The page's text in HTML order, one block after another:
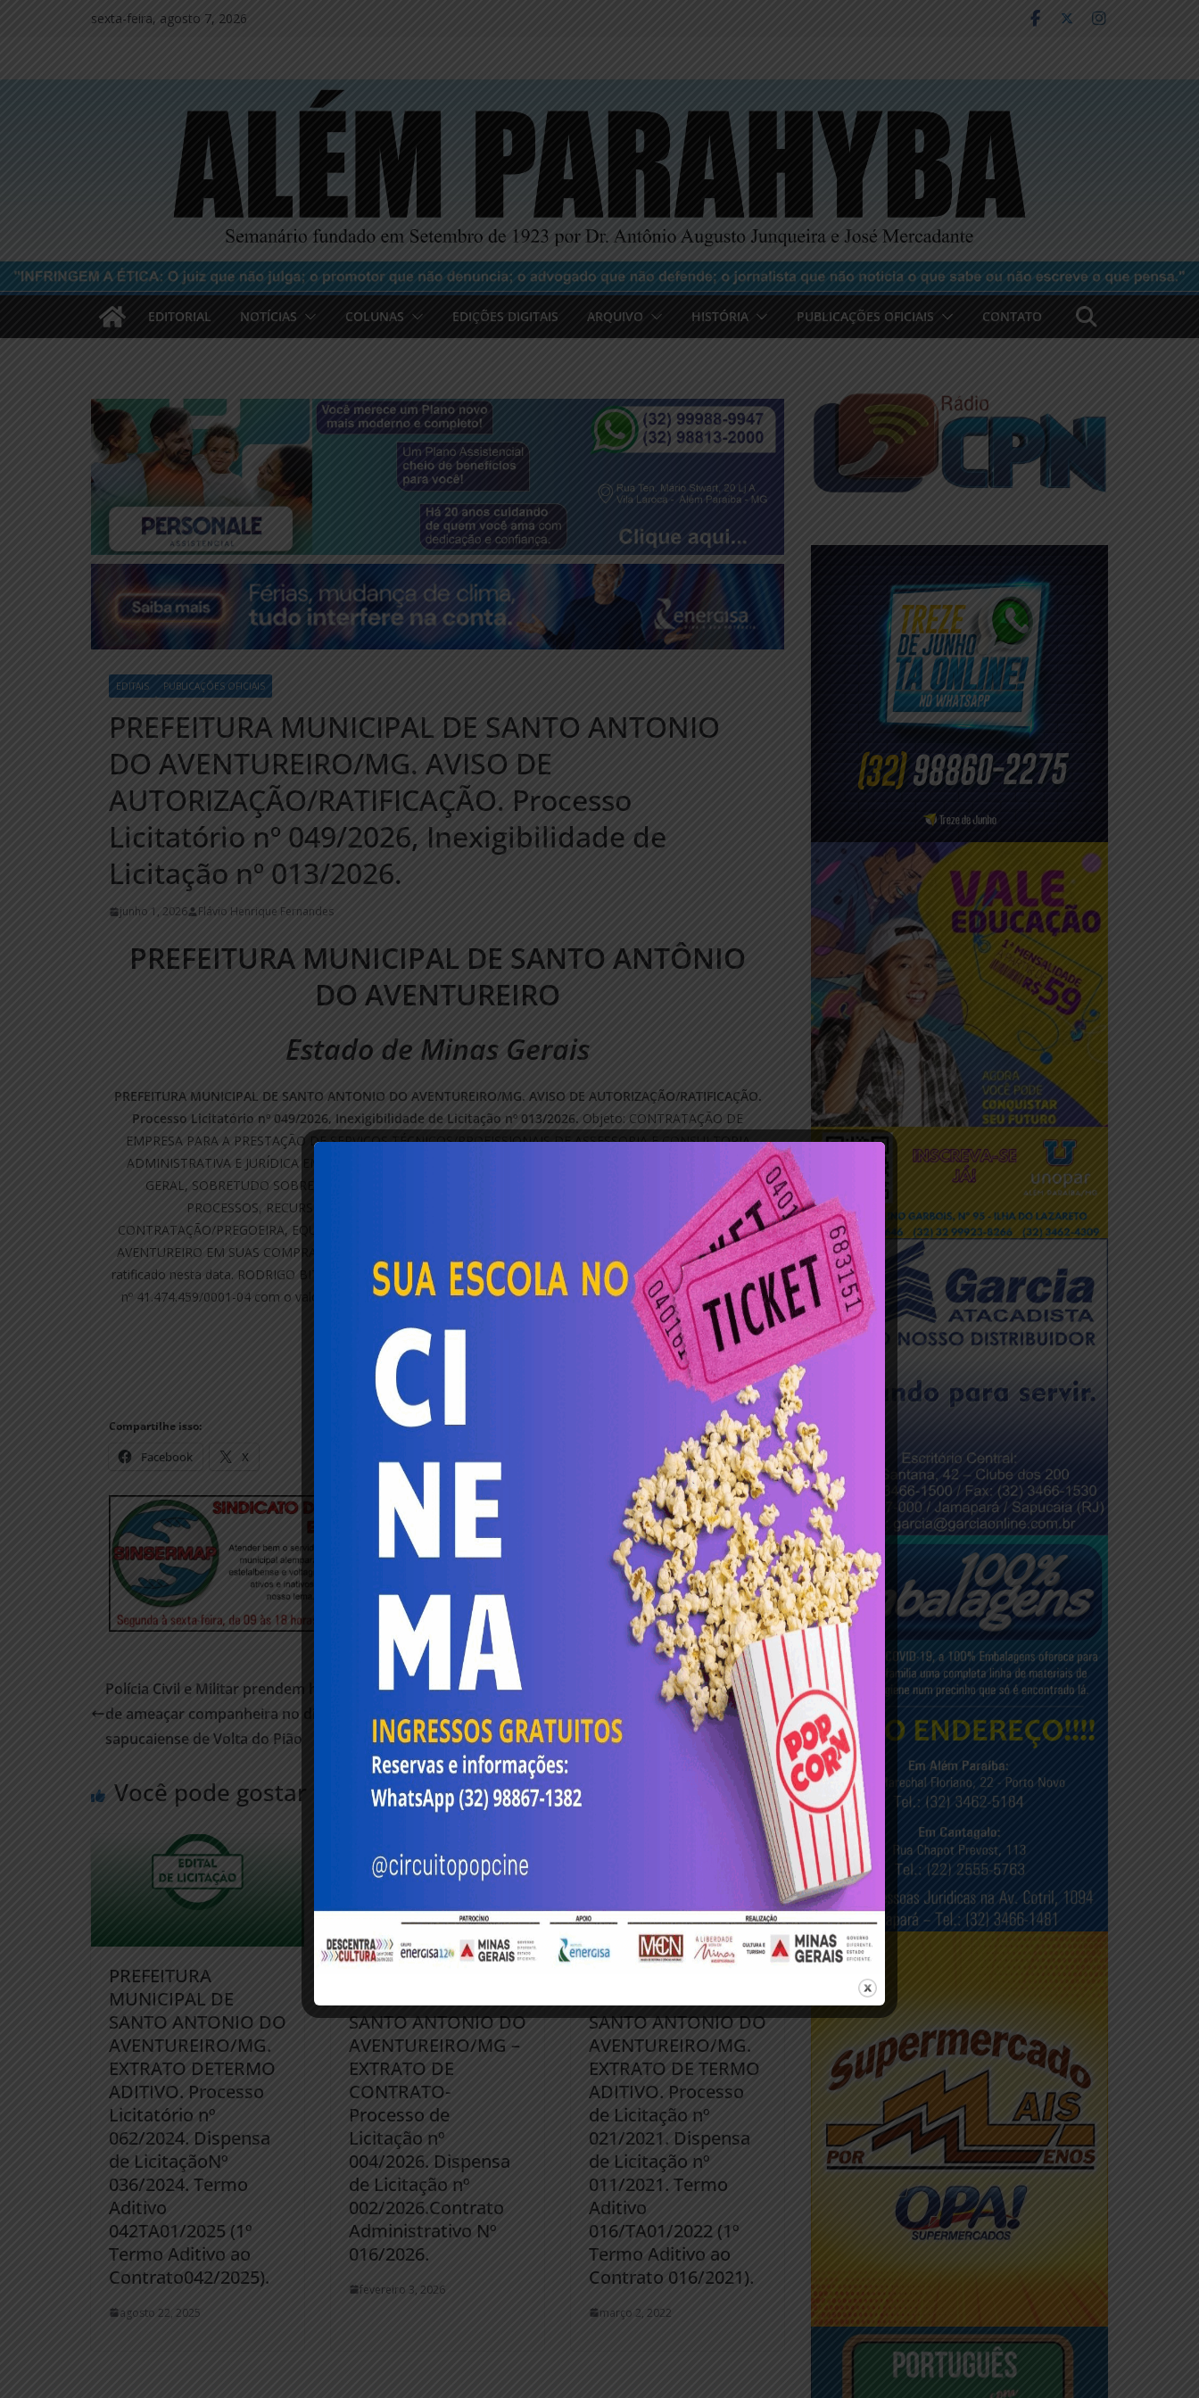
sexta-feira, agosto 7, 2026
EDITORIAL NOTÍCIAS COLUNAS EDIÇÕES DIGITAIS ARQUIVO HISTÓRIA PUBLICAÇÕES OFICIAIS CONTATO
EDITAIS PUBLICAÇÕES OFICIAIS
PREFEITURA MUNICIPAL DE SANTO ANTONIO
DO AVENTUREIRO/MG. AVISO DE
AUTORIZAÇÃO/RATIFICAÇÃO. Processo
Licitatório nº 049/2026, Inexigibilidade de
Licitação nº 013/2026.
junho 1, 2026 Flávio Henrique Fernandes
PREFEITURA MUNICIPAL DE SANTO ANTÔNIO
DO AVENTUREIRO
Estado de Minas Gerais
PREFEITURA MUNICIPAL DE SANTO ANTONIO DO AVENTUREIRO/MG. AVISO DE AUTORIZAÇÃO/RATIFICAÇÃO.
Processo Licitatório nº 049/2026, Inexigibilidade de Licitação nº 013/2026. Objeto: CONTRATAÇÃO DE
EMPRESA PARA A PRESTAÇÃO DE SERVIÇOS TÉCNICOS/PROFISSIONAIS DE ASSESSORIA E CONSULTORIA
ADMINISTRATIVA E JURÍDICA EM LICITAÇÕES E CONTRATOS, INCLUINDO A EMISSÃO DE PARECERES EM
GERAL, SOBRETUDO SOBRE AS MINUTAS DE EDITAL, CONTRATOS, ANULAÇÃO E REVOGAÇÃO DE
PROCESSOS, RECURSOS, IMPUGNAÇÕES, ETC., ALÉM DE ASSESSORAR A AGENTE DE
CONTRATAÇÃO/PREGOEIRA, EQUIPE DE COMPRAS E LICITAÇÕES DA PREFEITURA DE SANTO ANTONIO DO
AVENTUREIRO EM SUAS COMPRAS E NO JULGAMENTO DE SEUS PROCEDIMENTOS LICITATÓRIOS. Processo
ratificado nesta data. RODRIGO BITTENCOURT SOCIEDADE INDIVIDUAL DE ADVOCACIA inscrita no CNPJ sob o
nº 41.474.459/0001-04 com o valor total de R$ 72.000,00. Santo Antonio do Aventureiro – MG, 29 de maio de
Compartilhe isso:
Facebook X
Polícia Civil e Militar prendem homem acusado
de ameaçar companheira no distrito
sapucaiense de Volta do Pião
Energisa oferece 50 oportunidades de
emprego em Minas Gerais
Você pode gostar também
PREFEITURA
MUNICIPAL DE
SANTO ANTONIO DO
AVENTUREIRO/MG.
EXTRATO DETERMO
ADITIVO. Processo
Licitatório nº
062/2024. Dispensa
de LicitaçãoNº
036/2024. Termo
Aditivo
042TA01/2025 (1º
Termo Aditivo ao
Contrato042/2025).
agosto 22, 2025
SANTO ANTONIO DO
AVENTUREIRO/MG –
EXTRATO DE
CONTRATO-
Processo de
Licitação nº
004/2026. Dispensa
de Licitação nº
002/2026.Contrato
Administrativo Nº
016/2026.
fevereiro 3, 2026
SANTO ANTONIO DO
AVENTUREIRO/MG.
EXTRATO DE TERMO
ADITIVO. Processo
de Licitação nº
021/2021. Dispensa
de Licitação nº
011/2021. Termo
Aditivo
016/TA01/2022 (1º
Termo Aditivo ao
Contrato 016/2021).
março 2, 2022